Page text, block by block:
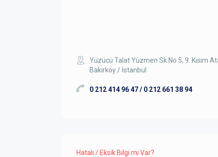
Yüzücü Talat Yüzmen Sk.No 5, 9. Kısım
Bakırköy / İstanbul
0 212 414 96 47 / 0 212 661 38 94
Hatalı / Eksik Bilgi mi Var?